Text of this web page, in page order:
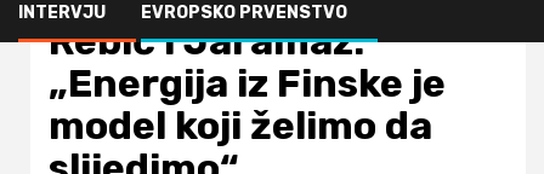
INTERVJU EVROPSKO PRVENSTVO
Rebić i Jaramaz:
„Energija iz Finske je
model koji želimo da